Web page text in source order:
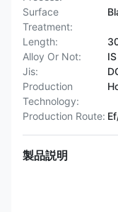
Surface
Treatment:
Length:
Alloy Or Not:
Jis:
Production
Technology:
Production Route:
製品説明